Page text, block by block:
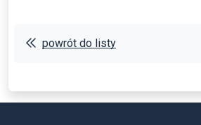
powrót do listy